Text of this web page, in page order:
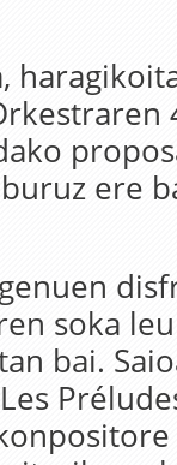
ere
soka
bai.